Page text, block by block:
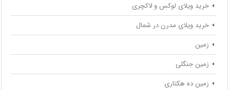
خرید ویلای لوکس و لاکچری
خرید ویلای مدرن در شمال
زمین
زمین جنگلی
زمین ده هکتاری